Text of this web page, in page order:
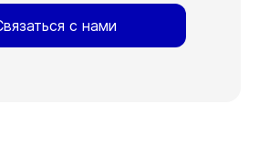
с нами